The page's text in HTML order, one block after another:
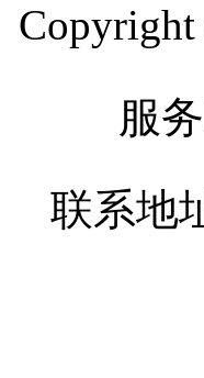
服
联系地